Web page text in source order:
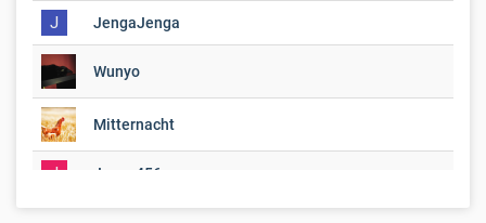
J JengaJenga
Wunyo
Mitternacht
J Josua456